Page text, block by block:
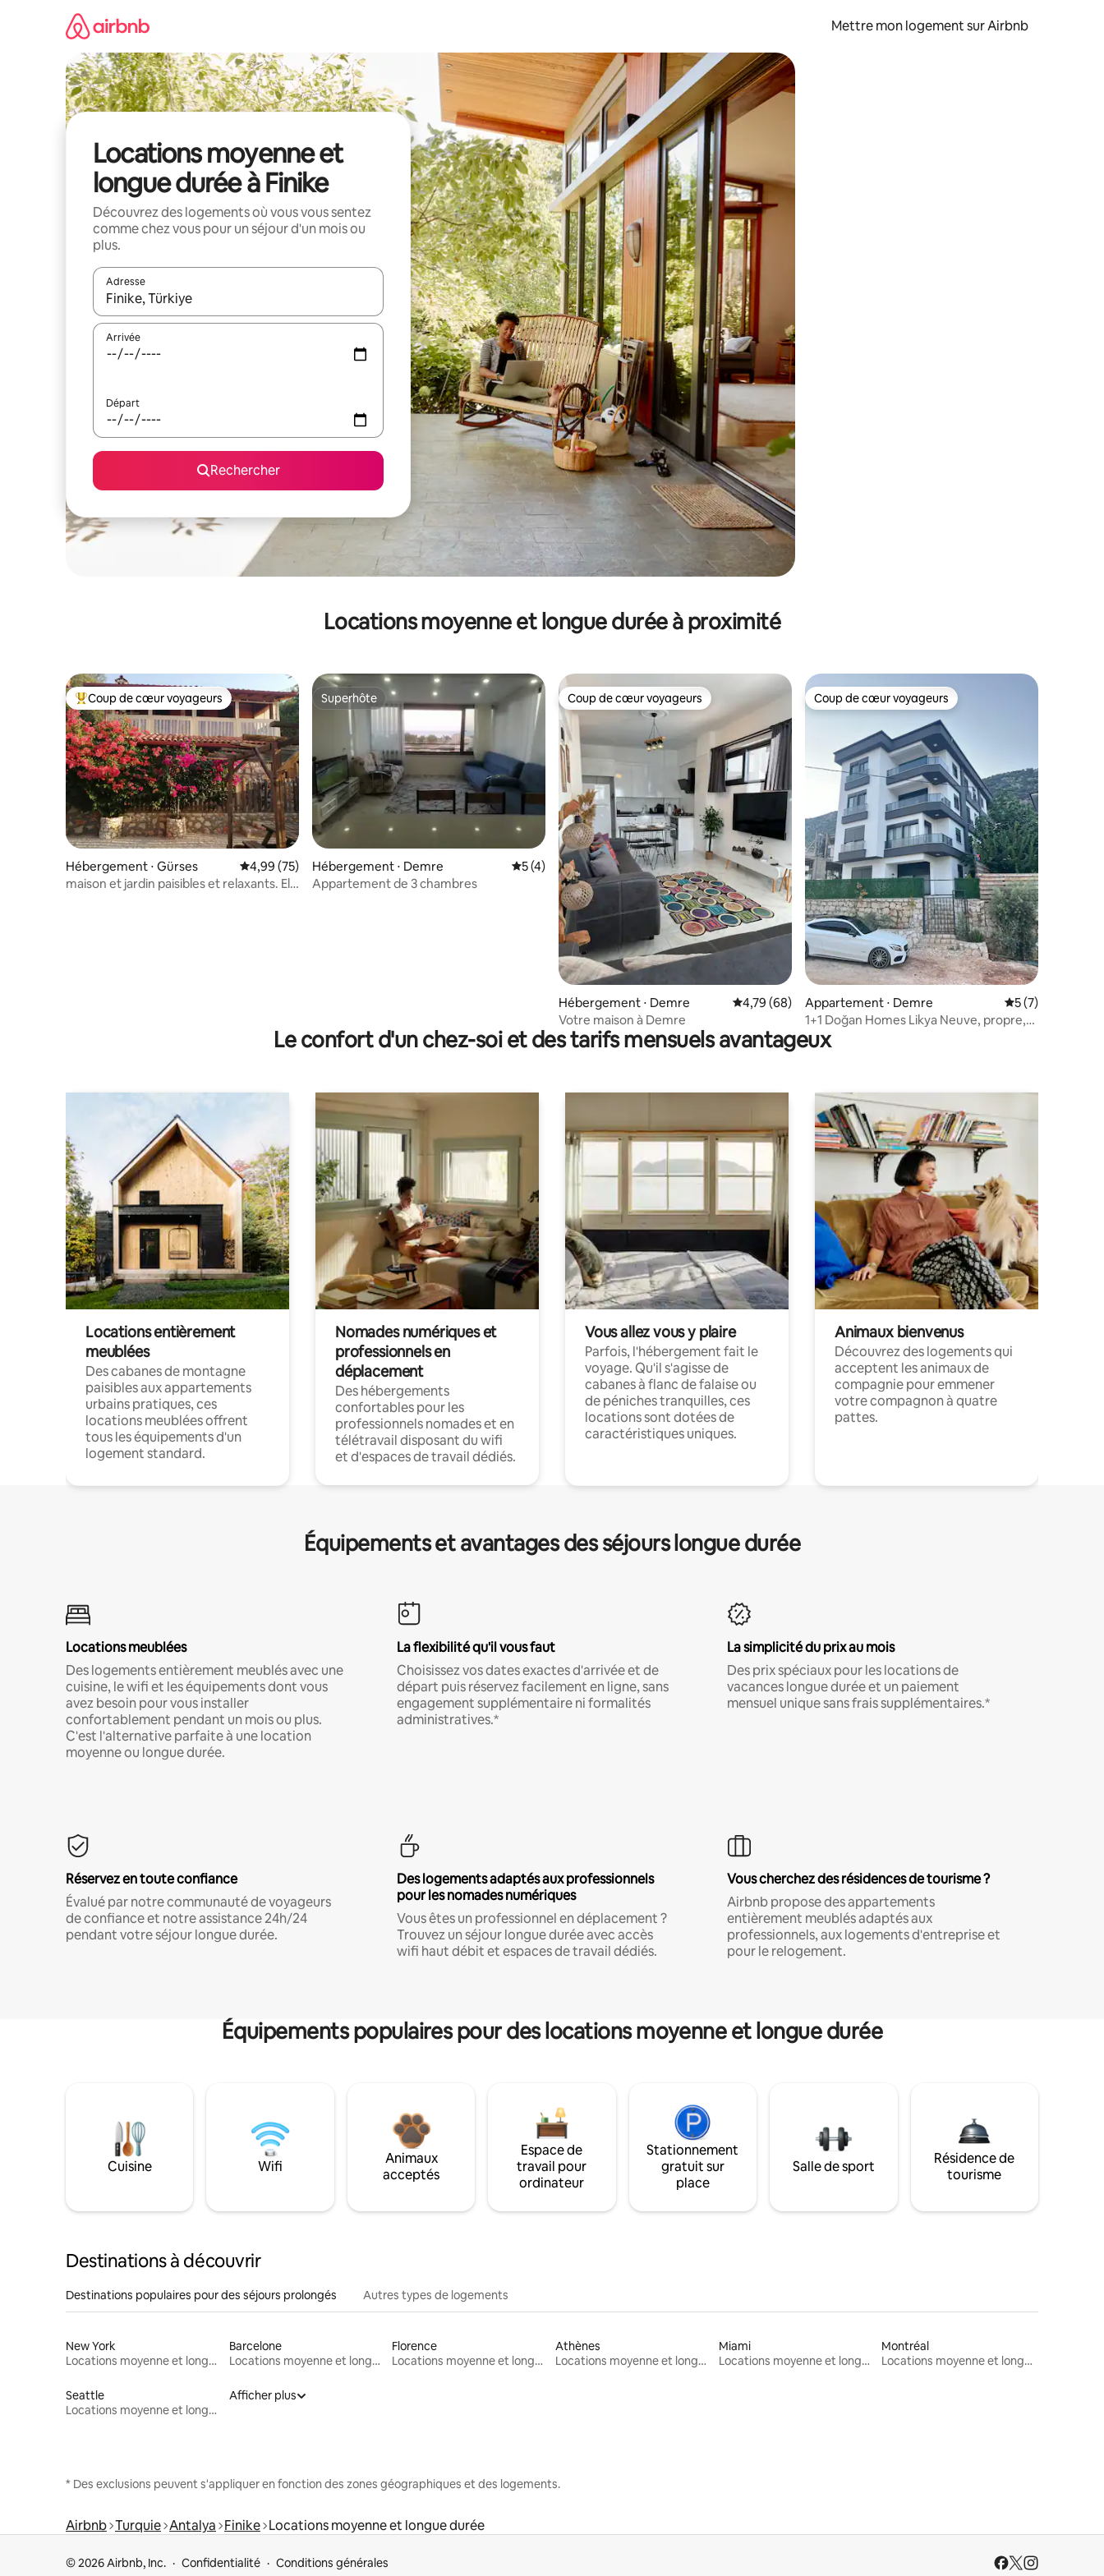
Mettre mon logement sur Airbnb
Locations moyenne et
longue durée à Finike
Découvrez des logements où vous vous sentez
comme chez vous pour un séjour d'un mois ou
plus.
Adresse
Lorsque les résultats s'affichent, utilisez les flèches vers le haut et vers le bas pour les parcourir ou en appuyant et en faisant glisser.
Arrivée
Départ
Rechercher
Locations moyenne et longue durée à proximité
Coups de cœur voyageurs les plus appréciés
Coup de cœur voyageurs
Hébergement ⋅ Gürses Évaluation moyenne sur la base de 75 commentaires : 4,99 sur 5
4,99 (75)
maison et jardin paisibles et relaxants. Ela
Superhôte
Superhôte
Hébergement ⋅ Demre Évaluation moyenne sur la base de 4 commentaires : 5 sur 5
5 (4)
Appartement de 3 chambres
Coup de cœur voyageurs
Coup de cœur voyageurs
Hébergement ⋅ Demre Évaluation moyenne sur la base de 68 commentaires : 4,79 sur 5
4,79 (68)
Votre maison à Demre
Coup de cœur voyageurs
Coup de cœur voyageurs
Appartement ⋅ Demre Évaluation
5 (7)
1+1 Doğan Homes Likya Neuve, propre,
spacieuse,
Le confort d'un chez-soi et des tarifs mensuels avantageux
Locations entièrement
meublées
Des cabanes de montagne
paisibles aux appartements
urbains pratiques, ces
locations meublées offrent
tous les équipements d'un
logement standard.
Nomades numériques et
professionnels en
déplacement
Des hébergements
confortables pour les
professionnels nomades et en
télétravail disposant du wifi
et d'espaces de travail dédiés.
Vous allez vous y plaire
Parfois, l'hébergement fait le
voyage. Qu'il s'agisse de
cabanes à flanc de falaise ou
de péniches tranquilles, ces
locations sont dotées de
caractéristiques uniques.
Animaux bienvenus
Découvrez des logements qui
acceptent les animaux de
compagnie pour emmener
votre compagnon à quatre
pattes.
Équipements et avantages des séjours longue durée
Locations meublées
Des logements entièrement meublés avec une
cuisine, le wifi et les équipements dont vous
avez besoin pour vous installer
confortablement pendant un mois ou plus.
C'est l'alternative parfaite à une location
moyenne ou longue durée.
La flexibilité qu'il vous faut
Choisissez vos dates exactes d'arrivée et de
départ puis réservez facilement en ligne, sans
engagement supplémentaire ni formalités
administratives.*
La simplicité du prix au mois
Des prix spéciaux pour les locations de
vacances longue durée et un paiement
mensuel unique sans frais supplémentaires.*
Réservez en toute confiance
Évalué par notre communauté de voyageurs
de confiance et notre assistance 24h/24
pendant votre séjour longue durée.
Des logements adaptés aux professionnels
pour les nomades numériques
Vous êtes un professionnel en déplacement ?
Trouvez un séjour longue durée avec accès
wifi haut débit et espaces de travail dédiés.
Vous cherchez des résidences de tourisme ?
Airbnb propose des appartements
entièrement meublés adaptés aux
professionnels, aux logements d'entreprise et
pour le relogement.
Équipements populaires pour des locations moyenne et longue durée
Cuisine Wifi
Animaux
acceptés
Espace de
travail pour
ordinateur
Stationnement
gratuit sur
place
Salle de sport
Résidence de
tourisme
Destinations à découvrir
Destinations populaires pour des séjours prolongés Autres types de logements
New York
Locations moyenne et longue durée
Barcelone
Locations moyenne et longue durée
Florence
Locations moyenne et longue durée
Athènes
Locations moyenne et longue durée
Miami
Locations moyenne et longue durée
Montréal
Locations moyenne et longue durée
Seattle
Locations moyenne et longue durée
Afficher plus
* Des exclusions peuvent s'appliquer en fonction des zones géographiques et des logements.
Airbnb Turquie Antalya Finike Locations moyenne et longue durée
© 2026 Airbnb, Inc. Confidentialité Conditions générales